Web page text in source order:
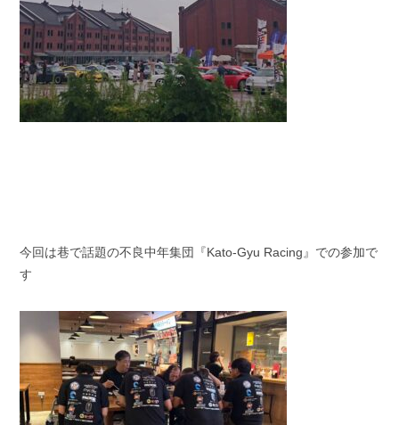
今回は巷で話題の不良中年集団『Kato-Gyu Racing』での参加で
す